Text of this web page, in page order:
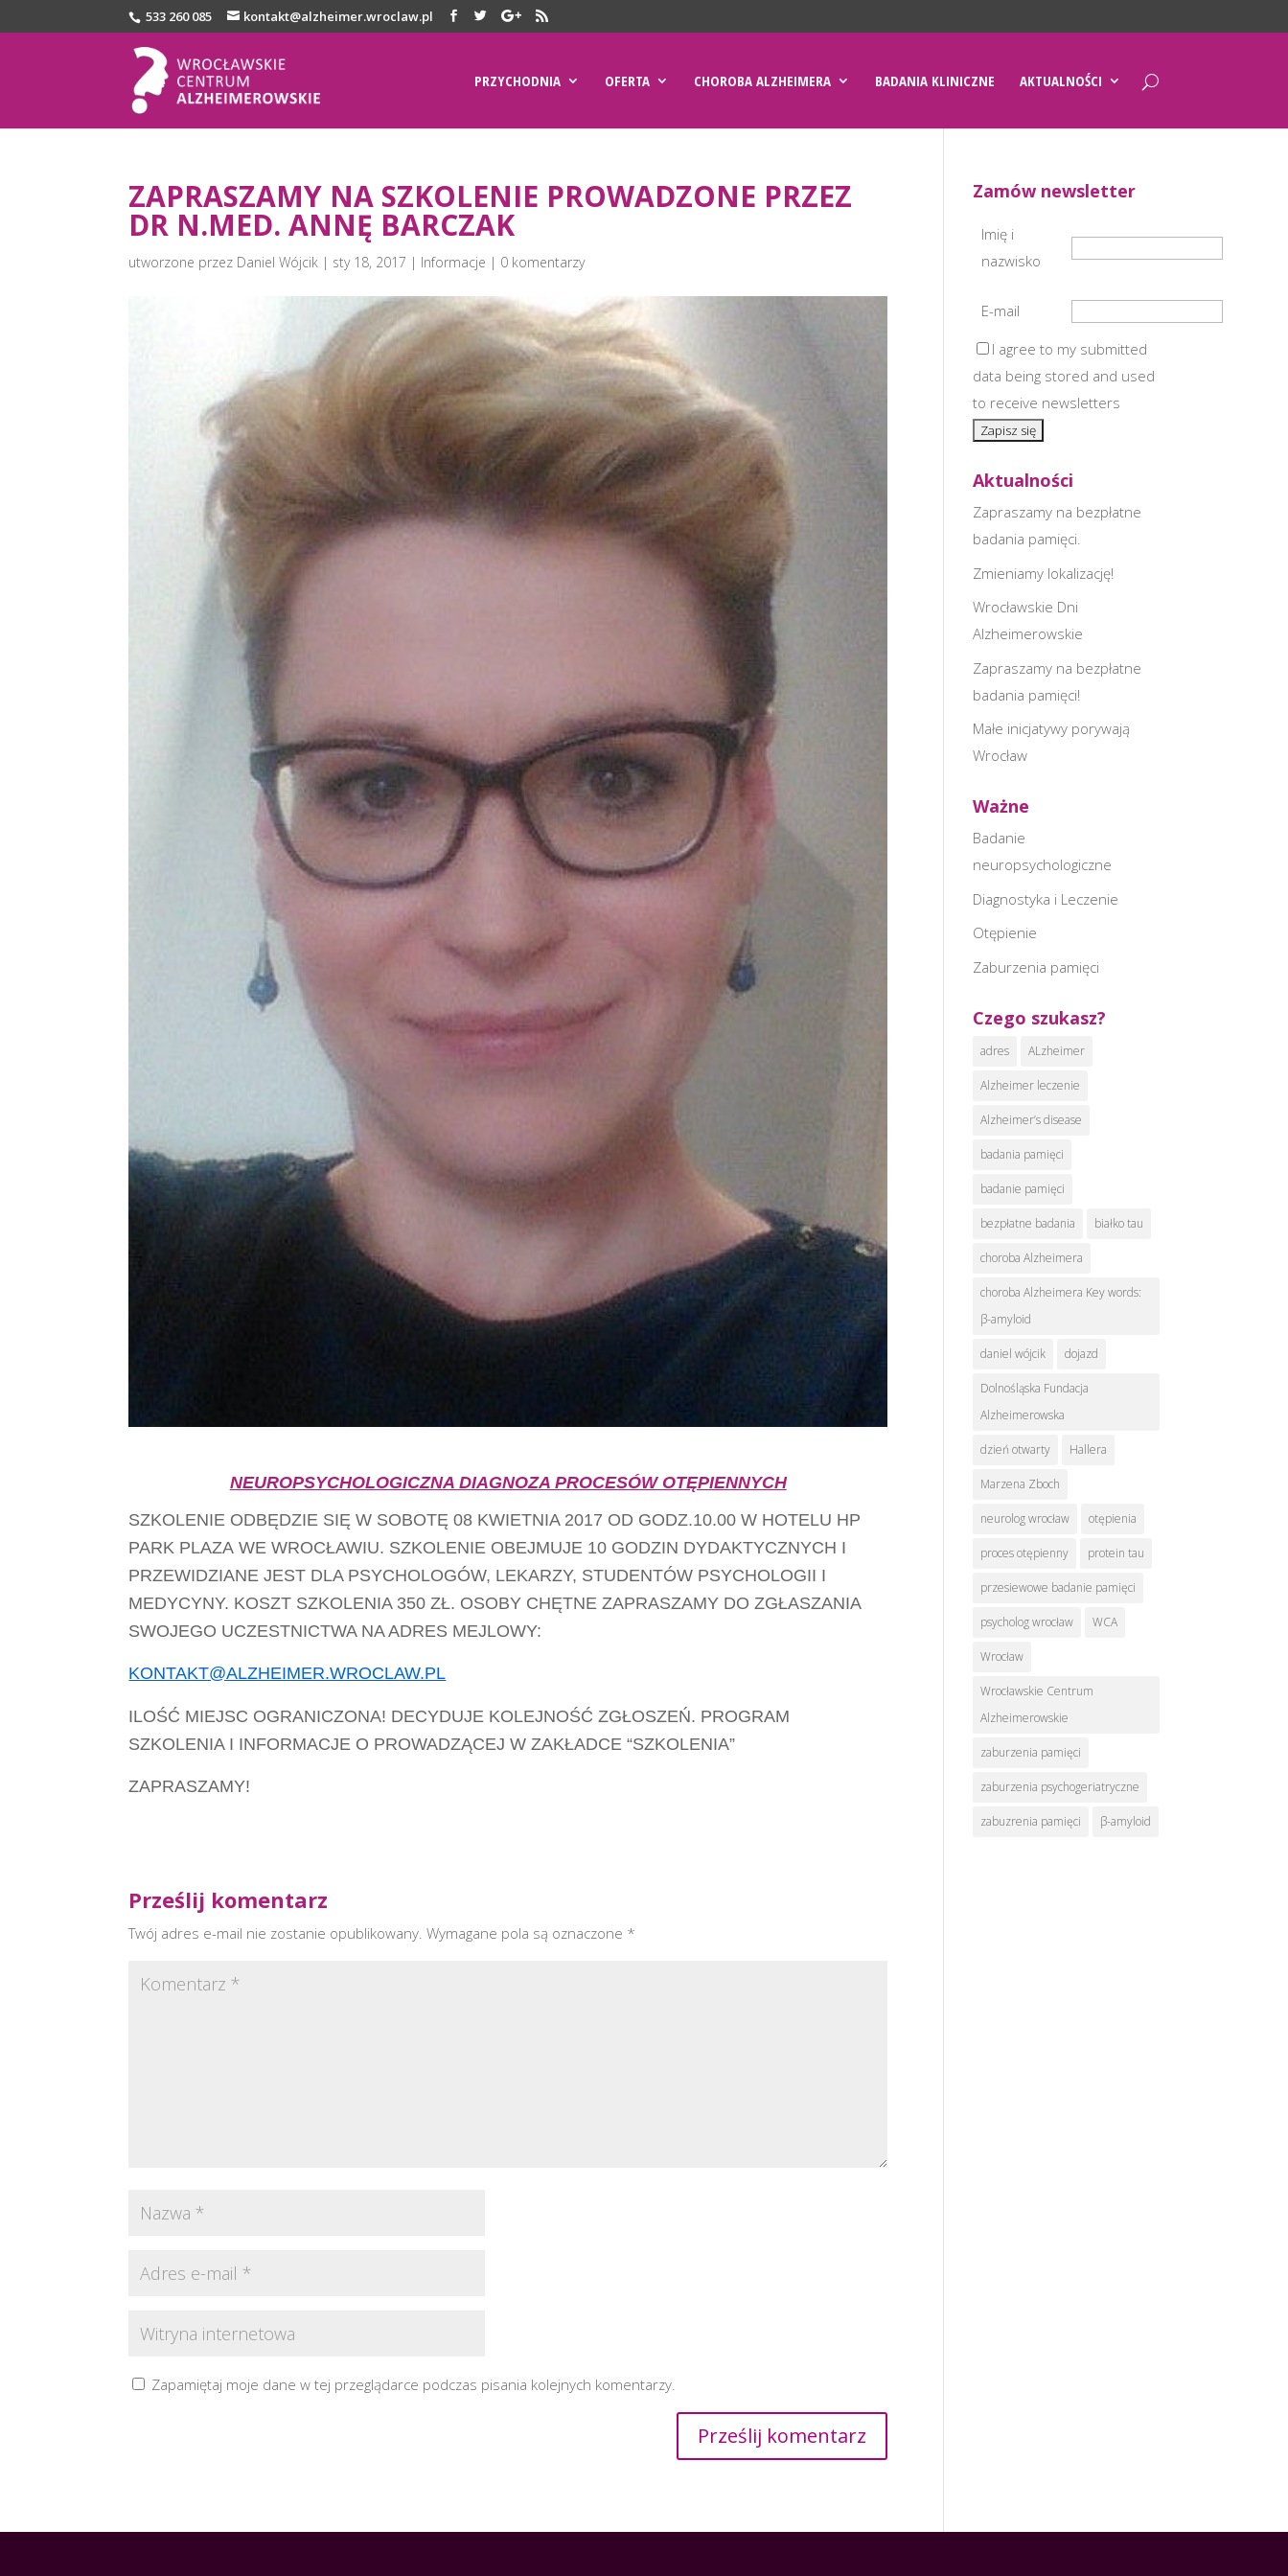
533 260 085 kontakt@alzheimer.wroclaw.pl
PRZYCHODNIA OFERTA CHOROBA ALZHEIMERA BADANIA KLINICZNE AKTUALNOŚCI
ZAPRASZAMY NA SZKOLENIE PROWADZONE PRZEZ
DR N.MED. ANNĘ BARCZAK
utworzone przez Daniel Wójcik | sty 18, 2017 | Informacje | 0 komentarzy
NEUROPSYCHOLOGICZNA DIAGNOZA PROCESÓW OTĘPIENNYCH
SZKOLENIE ODBĘDZIE SIĘ W SOBOTĘ 08 KWIETNIA 2017 OD GODZ.10.00 W HOTELU HP
PARK PLAZA WE WROCŁAWIU. SZKOLENIE OBEJMUJE 10 GODZIN DYDAKTYCZNYCH I
PRZEWIDZIANE JEST DLA PSYCHOLOGÓW, LEKARZY, STUDENTÓW PSYCHOLOGII I
MEDYCYNY. KOSZT SZKOLENIA 350 ZŁ. OSOBY CHĘTNE ZAPRASZAMY DO ZGŁASZANIA
SWOJEGO UCZESTNICTWA NA ADRES MEJLOWY:
KONTAKT@ALZHEIMER.WROCLAW.PL
ILOŚĆ MIEJSC OGRANICZONA! DECYDUJE KOLEJNOŚĆ ZGŁOSZEŃ. PROGRAM
SZKOLENIA I INFORMACJE O PROWADZĄCEJ W ZAKŁADCE “SZKOLENIA”
ZAPRASZAMY!
Prześlij komentarz
Twój adres e-mail nie zostanie opublikowany. Wymagane pola są oznaczone *
Zapamiętaj moje dane w tej przeglądarce podczas pisania kolejnych komentarzy.
Zamów newsletter
Imię i
nazwisko
E-mail
I agree to my submitted
data being stored and used
to receive newsletters
Aktualności
Zapraszamy na bezpłatne
badania pamięci.
Zmieniamy lokalizację!
Wrocławskie Dni
Alzheimerowskie
Zapraszamy na bezpłatne
badania pamięci!
Małe inicjatywy porywają
Wrocław
Ważne
Badanie
neuropsychologiczne
Diagnostyka i Leczenie
Otępienie
Zaburzenia pamięci
Czego szukasz?
adres ALzheimer
Alzheimer leczenie
Alzheimer’s disease
badania pamięci
badanie pamięci
bezpłatne badania białko tau
choroba Alzheimera
choroba Alzheimera Key words:
β-amyloid
daniel wójcik dojazd
Dolnośląska Fundacja
Alzheimerowska
dzień otwarty Hallera
Marzena Zboch
neurolog wrocław otępienia
proces otępienny protein tau
przesiewowe badanie pamięci
psycholog wrocław WCA
Wrocław
Wrocławskie Centrum
Alzheimerowskie
zaburzenia pamięci
zaburzenia psychogeriatryczne
zabuzrenia pamięci β-amyloid